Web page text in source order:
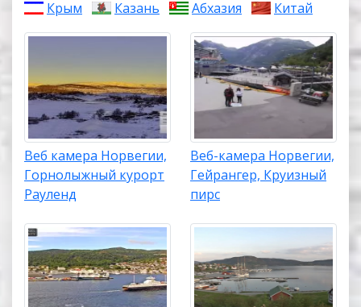
Крым
Казань Абхазия Китай
Веб камера Норвегии,
Горнолыжный курорт
Рауленд
Веб-камера Норвегии,
Гейрангер, Круизный
пирс